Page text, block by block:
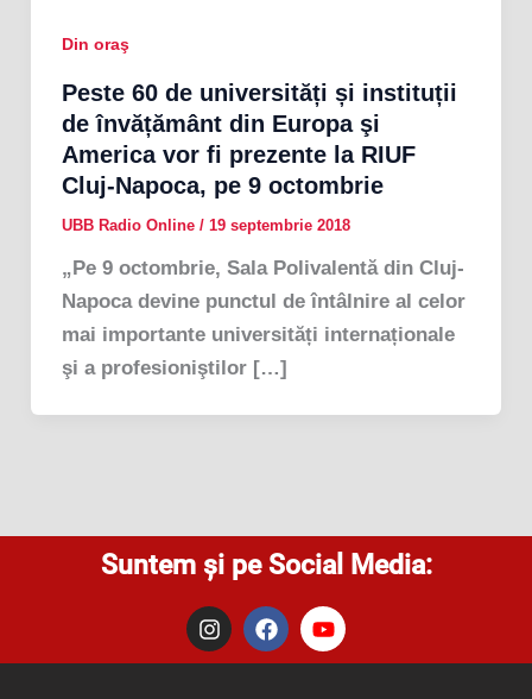
Din oraş
Peste 60 de universități și instituții
de învățământ din Europa şi
America vor fi prezente la RIUF
Cluj-Napoca, pe 9 octombrie
UBB Radio Online / 19 septembrie 2018
„Pe 9 octombrie, Sala Polivalentă din Cluj-
Napoca devine punctul de întâlnire al celor
mai importante universități internaționale
şi a profesioniştilor […]
Suntem și pe Social Media:
I
n
s
F
a
c
Y
o
u